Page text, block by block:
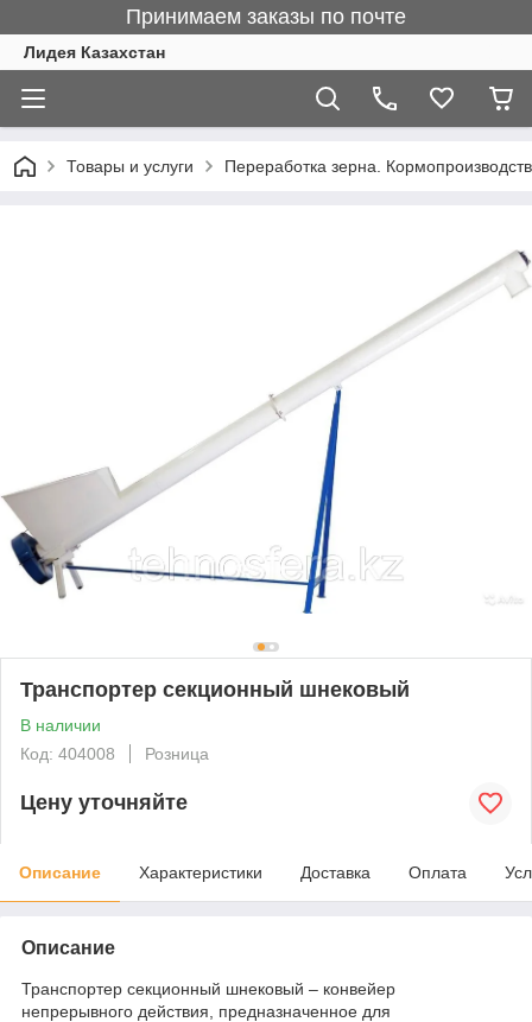
Принимаем заказы по почте
Лидея Казахстан
Товары и услуги Переработка зерна.
Транспортер секционный шнековый
В наличии
Код: 404008
Розница
Цену уточняйте
Описание Характеристики Доставка Оплата
Описание
Транспортер секционный шнековый – конвейер
непрерывного действия, предназначенное для